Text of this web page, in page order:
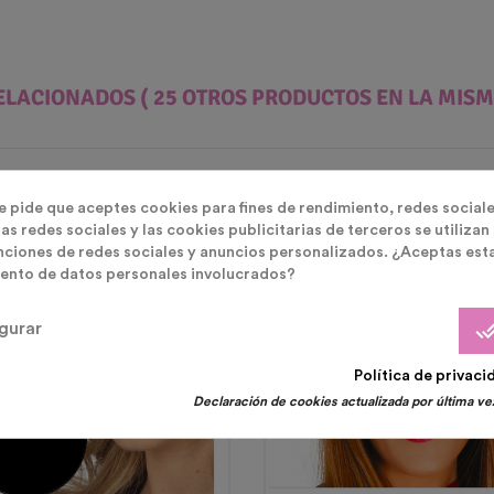
( 25 OTROS PRODUCTOS EN LA
pide que aceptes cookies para fines de rendimiento, redes
redes sociales y las cookies publicitarias de terceros se utilizan
de redes sociales y anuncios personalizados. ¿Aceptas
de datos personales involucrados?
Política de
Declaración de cookies actualizada por última